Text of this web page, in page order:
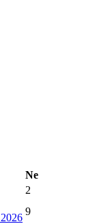
Ne
2
9